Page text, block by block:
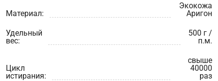
Материал:
Экокожа
Аригон
Удельный
вес:
500 г /
п.м.
Цикл
истирания:
свыше
40000
раз